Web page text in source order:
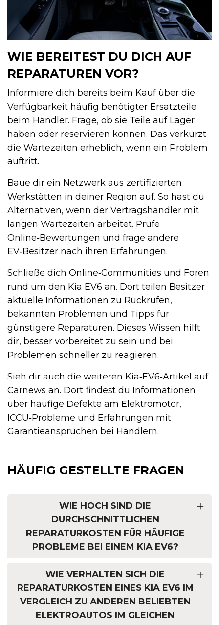
WIE BEREITEST DU DICH AUF
REPARATUREN VOR?
Informiere dich bereits beim Kauf über die
Verfügbarkeit häufig benötigter Ersatzteile
beim Händler. Frage, ob sie Teile auf Lager
haben oder reservieren können. Das verkürzt
die Wartezeiten erheblich, wenn ein Problem
auftritt.
Baue dir ein Netzwerk aus zertifizierten
Werkstätten in deiner Region auf. So hast du
Alternativen, wenn der Vertragshändler mit
langen Wartezeiten arbeitet. Prüfe
Online‑Bewertungen und frage andere
EV‑Besitzer nach ihren Erfahrungen.
Schließe dich Online‑Communities und Foren
rund um den Kia EV6 an. Dort teilen Besitzer
aktuelle Informationen zu Rückrufen,
bekannten Problemen und Tipps für
günstigere Reparaturen. Dieses Wissen hilft
dir, besser vorbereitet zu sein und bei
Problemen schneller zu reagieren.
Sieh dir auch die weiteren Kia‑EV6‑Artikel auf
Carnews an. Dort findest du Informationen
über häufige Defekte am Elektromotor,
ICCU‑Probleme und Erfahrungen mit
Garantieansprüchen bei Händlern.
HÄUFIG GESTELLTE FRAGEN
WIE HOCH SIND DIE
DURCHSCHNITTLICHEN
REPARATURKOSTEN FÜR HÄUFIGE
PROBLEME BEI EINEM KIA EV6?
WIE VERHALTEN SICH DIE
REPARATURKOSTEN EINES KIA EV6 IM
VERGLEICH ZU ANDEREN BELIEBTEN
ELEKTROAUTOS IM GLEICHEN